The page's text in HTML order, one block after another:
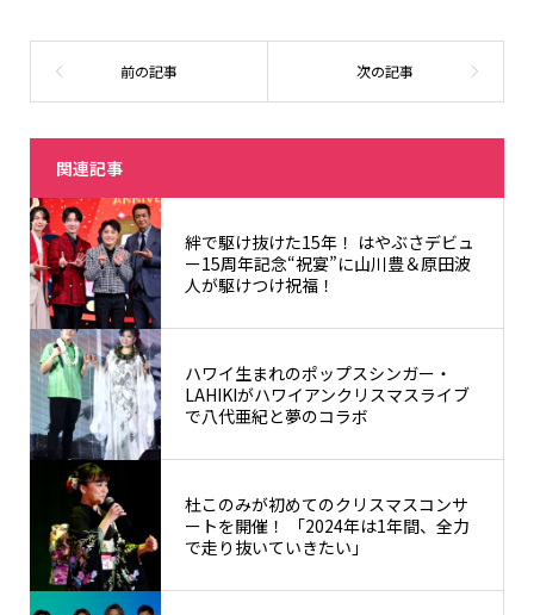
関連記事
絆で駆け抜けた15年！ はやぶさデビュ
ー15周年記念“祝宴”に山川豊＆原田波
人が駆けつけ祝福！
ハワイ生まれのポップスシンガー・
LAHIKIがハワイアンクリスマスライブ
で八代亜紀と夢のコラボ
杜このみが初めてのクリスマスコンサ
ートを開催！ 「2024年は1年間、全力
で走り抜いていきたい」